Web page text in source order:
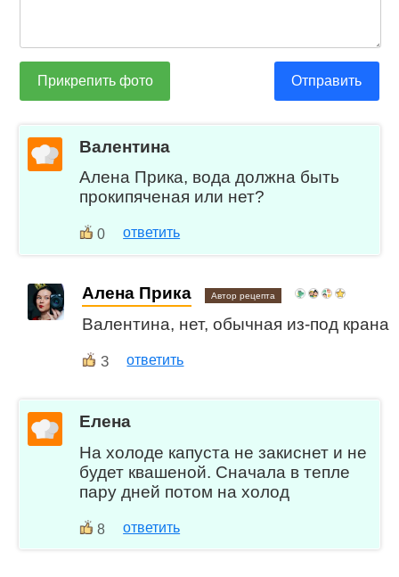
Прикрепить фото Отправить
Валентина
Алена Прика, вода должна быть
прокипяченая или нет?
0 ответить
Алена Прика Автор рецепта
Валентина, нет, обычная из-под крана
3 ответить
Елена
На холоде капуста не закиснет и не
будет квашеной. Сначала в тепле
пару дней потом на холод
8 ответить